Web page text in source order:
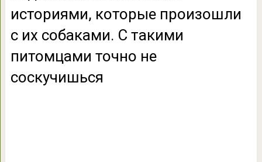
историями, которые произошли
с их собаками. С такими
питомцами точно не
соскучишься